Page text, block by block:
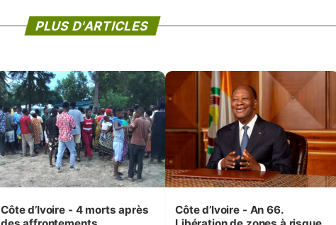
PLUS D'ARTICLES
Côte d’Ivoire - 4 morts après
Côte d’Ivoire - An 66.